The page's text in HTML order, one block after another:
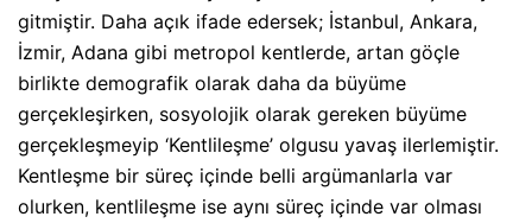
gitmiştir. Daha açık ifade edersek; İstanbul, Ankara,
İzmir, Adana gibi metropol kentlerde, artan göçle
birlikte demografik olarak daha da büyüme
gerçekleşirken, sosyolojik olarak gereken büyüme
gerçekleşmeyip ‘Kentlileşme’ olgusu yavaş ilerlemiştir.
Kentleşme bir süreç içinde belli argümanlarla var
olurken, kentlileşme ise aynı süreç içinde var olması